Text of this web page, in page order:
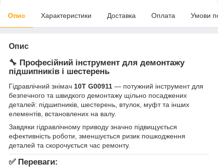
Опис Характеристики Доставка Оплата Умови
Опис
🔧 Професійний інструмент для демонтажу
підшипників і шестерень
Гідравлічний знімач 10Т G00911 — потужний інструмент для
безпечного та швидкого демонтажу щільно посаджених
деталей: підшипників, шестерень, втулок, муфт та інших
елементів, встановлених на валу.
Завдяки гідравлічному приводу значно підвищується
ефективність роботи, зменшується ризик пошкодження
деталей та скорочується час ремонту.
✅ Переваги: